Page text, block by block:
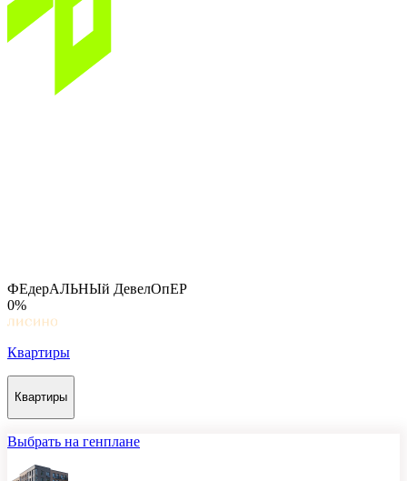
ФЕдерАЛЬНЫй ДевелОпЕР
0%
Квартиры
Квартиры
Выбрать на генплане